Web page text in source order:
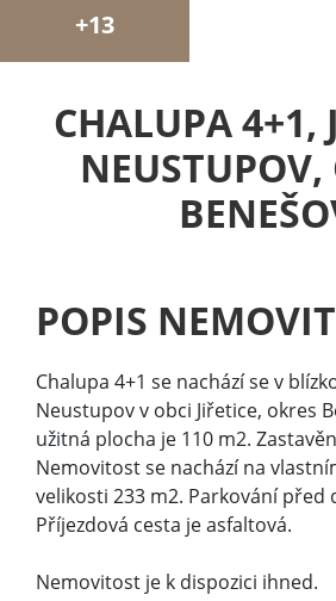
+13
CHALUPA 4+1,
NEUSTUPOV,
POPIS
Chalupa 4+1 se nachází se v
Neustupov v obci Jiřetice, okres
užitná plocha je 110 m2.
Nemovitost se nachází na
velikosti 233 m2. Parkování před
Příjezdová cesta je asfaltová.
Nemovitost je k dispozici ihned.